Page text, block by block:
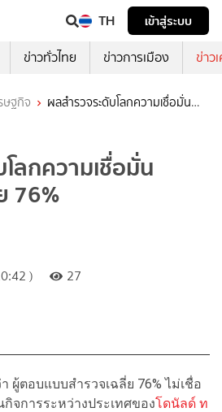
TH
เข้าสู่ระบบ
ข่าวทั่วไทย ข่าวการเมือง ข่าว
ษฐกิจ
ผลสำรวจระดับโลกความเชื่อมั่น
ลกความเชื่อมั่น
76%
)
27
ผู้ตอบแบบสำรวจเฉลี่ย 76% ไม่เชื่อ
จการระหว่างประเทศของโดนัลด์ ท